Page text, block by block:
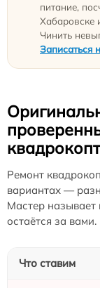
питание,
Хабаровске
Чинить
Записаться
Ремонт
вариантах —
Мастер
остаётся за вами.
Что ставим